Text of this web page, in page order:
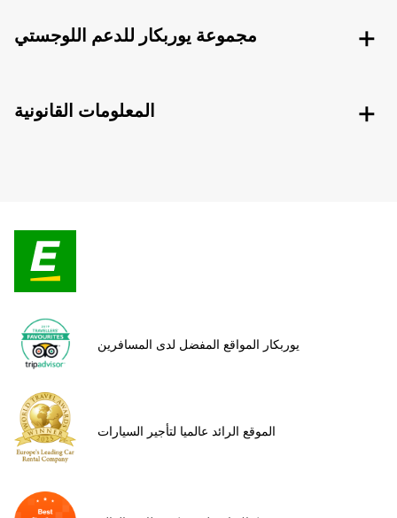
مجموعة يوربكار للدعم اللوجستي
المعلومات القانونية
يوربكار المواقع المفضل لدى المسافرين
الموقع الرائد عالميا لتأجير السيارات